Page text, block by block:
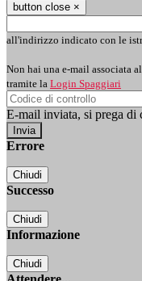
button close ×
all'indirizzo indicato con le
Non hai una e-mail associata
tramite la Login Spaggiari
E-mail inviata, si prega di
Errore
Chiudi
Successo
Chiudi
Informazione
Chiudi